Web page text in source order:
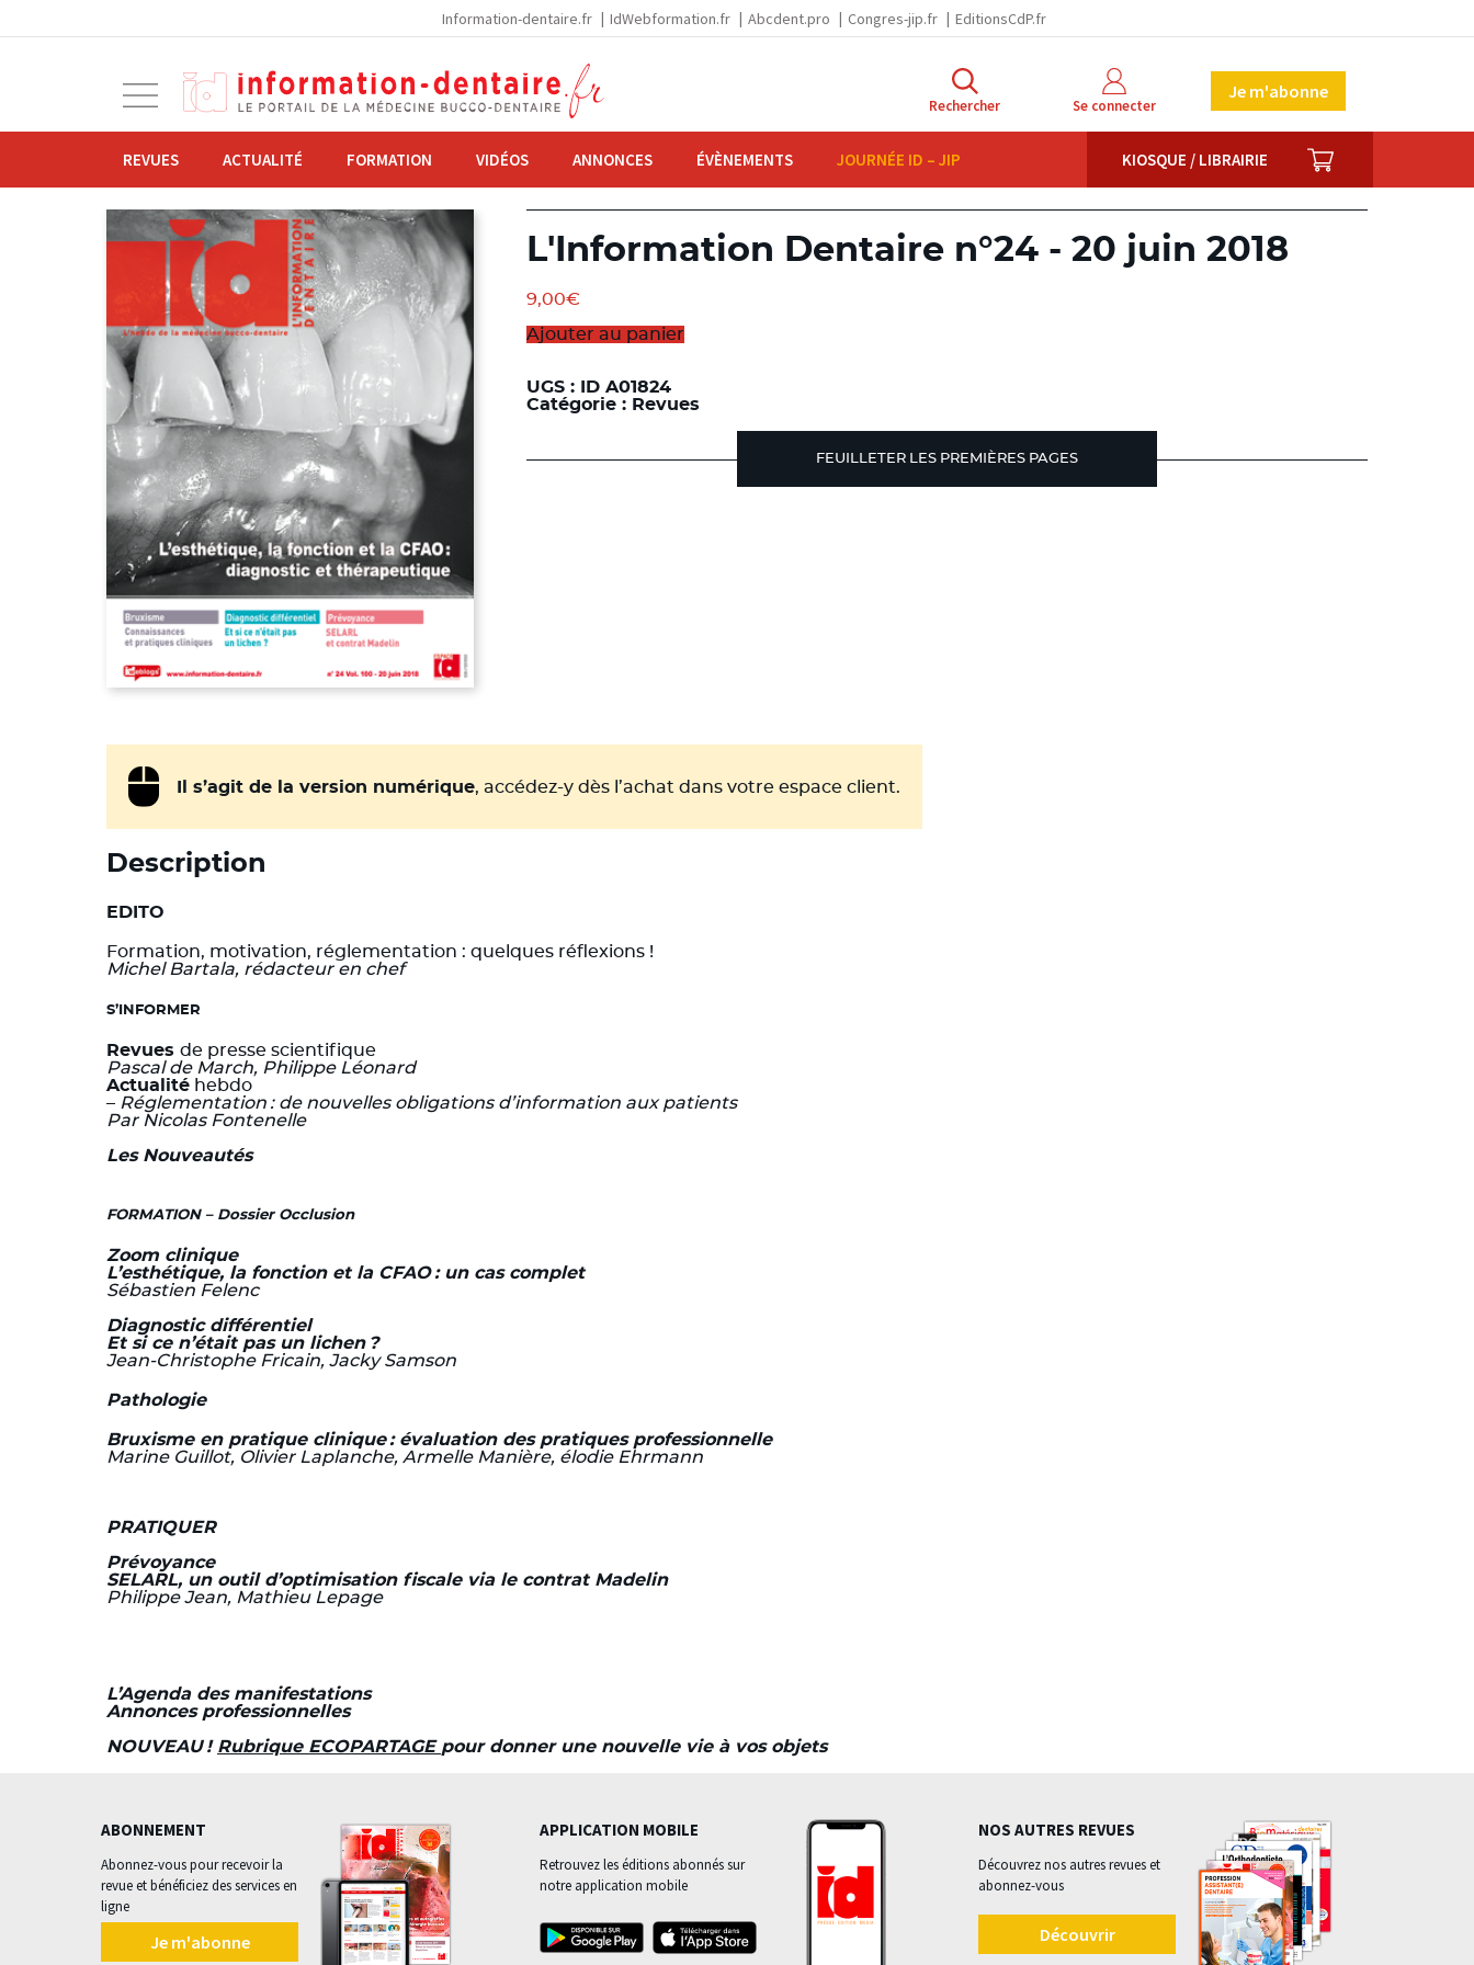
Information-dentaire.fr IdWebformation.fr Abcdent.pro Congres-jip.fr EditionsCdP.fr
navigation
Rechercher Se connecter
Je m'abonne
REVUES ACTUALITÉ FORMATION VIDÉOS ANNONCES ÉVÈNEMENTS JOURNÉE ID – JIP KIOSQUE / LIBRAIRIE PANIER
L'Information Dentaire n°24 - 20 juin 2018
9,00€
Ajouter au panier
UGS :
ID A01824
Catégorie : Revues
FEUILLETER LES PREMIÈRES PAGES
Il s’agit de la version numérique, accédez-y dès l’achat dans votre espace client.
Description
EDITO
Formation, motivation, réglementation : quelques réflexions !
Michel Bartala, rédacteur en chef
S’INFORMER
Revues de presse scientifique
Pascal de March, Philippe Léonard
Actualité hebdo
– Réglementation : de nouvelles obligations d’information aux patients
Par Nicolas Fontenelle
Les Nouveautés
FORMATION – Dossier Occlusion
Zoom clinique
L’esthétique, la fonction et la CFAO : un cas complet
Sébastien Felenc
Diagnostic différentiel
Et si ce n’était pas un lichen ?
Jean-Christophe Fricain, Jacky Samson
Pathologie
Bruxisme en pratique clinique : évaluation des pratiques professionnelle
Marine Guillot, Olivier Laplanche, Armelle Manière, élodie Ehrmann
PRATIQUER
Prévoyance
SELARL, un outil d’optimisation fiscale via le contrat Madelin
Philippe Jean, Mathieu Lepage
L’Agenda des manifestations
Annonces professionnelles
NOUVEAU ! Rubrique ECOPARTAGE pour donner une nouvelle vie à vos objets
ABONNEMENT
Abonnez-vous pour recevoir la
revue et bénéficiez des services en
ligne
Je m'abonne
APPLICATION MOBILE
Retrouvez les éditions abonnés sur
notre application mobile
NOS AUTRES REVUES
Découvrez nos autres revues et
abonnez-vous
Découvrir